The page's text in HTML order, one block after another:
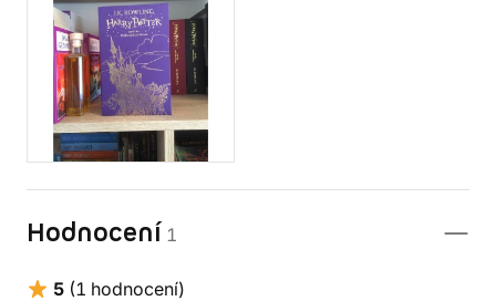
Hodnocení 1
5 (1 hodnocení)